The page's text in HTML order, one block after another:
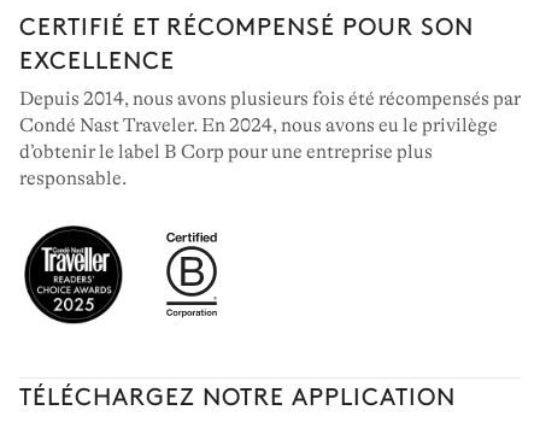
CERTIFIÉ ET RÉCOMPENSÉ POUR SON
EXCELLENCE
Depuis 2014, nous avons plusieurs fois été récompensés par
Condé Nast Traveler. En 2024, nous avons eu le privilège
d’obtenir le label B Corp pour une entreprise plus
responsable.
TÉLÉCHARGEZ NOTRE APPLICATION